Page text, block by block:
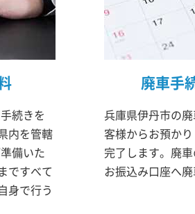
続きを
内を管轄
備いた
ですべて
身で行う
廃車手
兵庫県伊丹市の
客様からお預か
完了します。廃
お振込み口座へ